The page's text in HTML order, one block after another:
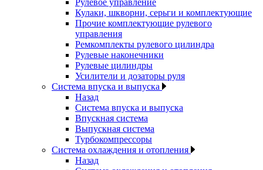
Рулевое управление
Кулаки, шкворни, серьги и комплектующие
Прочие комплектующие рулевого
управления
Ремкомплекты рулевого цилиндра
Рулевые наконечники
Рулевые цилиндры
Усилители и дозаторы руля
Система впуска и выпуска
Назад
Система впуска и выпуска
Впускная система
Выпускная система
Турбокомпрессоры
Система охлаждения и отопления
Назад